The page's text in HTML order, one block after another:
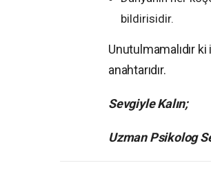
bildirisidir.
Unutulmamalıdır
anahtarıdır.
Sevgiyle Kalın;
Uzman Psikolog